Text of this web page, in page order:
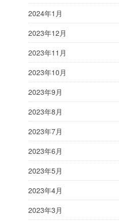
2024年1月
2023年12月
2023年11月
2023年10月
2023年9月
2023年8月
2023年7月
2023年6月
2023年5月
2023年4月
2023年3月